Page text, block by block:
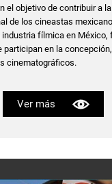
el objetivo de contribuir a
de los cineastas
fílmica en México,
participan en la
cinematográficos.
Ver más